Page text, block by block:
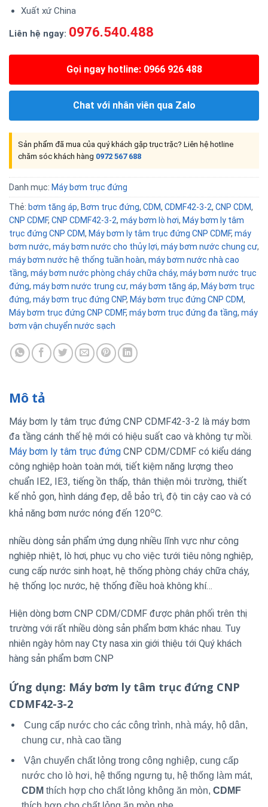
Xuất xứ China
Liên hệ ngay: 0976.540.488
Gọi ngay hotline: 0966 926 488
Chat với nhân viên qua Zalo
Sản phẩm đã mua của quý khách gặp trục trặc? Liên hệ hotline
chăm sóc khách hàng 0972 567 688
Danh mục: Máy bơm trục đứng
Thẻ: bơm tăng áp, Bơm trục đứng, CDM, CDMF42-3-2, CNP CDM,
CNP CDMF, CNP CDMF42-3-2, máy bơm lò hơi, Máy bơm ly tâm
trục đứng CNP CDM, Máy bơm ly tâm trục đứng CNP CDMF, máy
bơm nước, máy bơm nước cho thủy lợi, máy bơm nước chung cư,
máy bơm nước hệ thống tuần hoàn, máy bơm nước nhà cao
tầng, máy bơm nước phòng cháy chữa cháy, máy bơm nước trục
đứng, máy bơm nước trung cư, máy bơm tăng áp, Máy bơm trục
đứng, máy bơm trục đứng CNP, Máy bơm trục đứng CNP CDM,
Máy bơm trục đứng CNP CDMF, máy bơm trục đứng đa tầng, máy
bơm vận chuyển nước sạch
Mô tả
Máy bơm ly tâm trục đứng CNP CDMF42-3-2 là máy bơm
đa tầng cánh thế hệ mới có hiệu suất cao và không tự mồi.
Máy bơm ly tâm trục đứng CNP CDM/CDMF có kiểu dáng
công nghiệp hoàn toàn mới, tiết kiệm năng lượng theo
chuẩn IE2, IE3, tiếng ồn thấp, thân thiện môi trường, thiết
kế nhỏ gọn, hình dáng đẹp, dễ bảo trì, độ tin cậy cao và có
khả năng bơm nước nóng đến 120oC.
nhiều dòng sản phẩm ứng dụng nhiều lĩnh vực như công
nghiệp nhiệt, lò hơi, phục vụ cho việc tưới tiêu nông nghiệp,
cung cấp nước sinh hoạt, hệ thống phòng cháy chữa cháy,
hệ thống lọc nước, hệ thống điều hoà không khí…
Hiện dòng bơm CNP CDM/CDMF được phân phối trên thị
trường với rất nhiều dòng sản phẩm bơm khác nhau. Tuy
nhiên ngày hôm nay Cty nasa xin giới thiệu tới Quý khách
hàng sản phẩm bơm CNP
Ứng dụng: Máy bơm ly tâm trục đứng CNP
CDMF42-3-2
Cung cấp nước cho các công trình, nhà máy, hộ dân,
chung cư, nhà cao tầng
Vận chuyển chất lỏng trong công nghiệp, cung cấp
nước cho lò hơi, hệ thống ngưng tụ, hệ thống làm mát,
CDM thích hợp cho chất lỏng không ăn mòn, CDMF